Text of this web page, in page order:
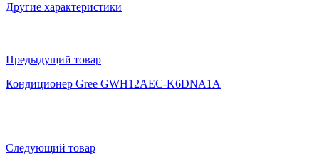
Другие характеристики
Предыдущий товар
Кондиционер Gree GWH12AEC-K6DNA1A
Следующий товар